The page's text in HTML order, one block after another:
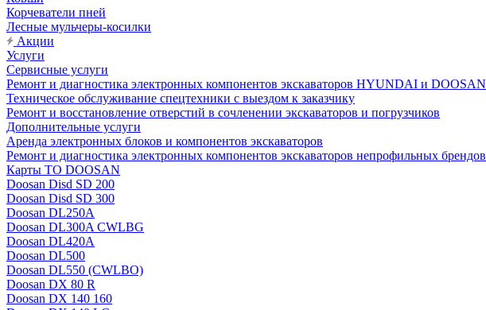
Корчеватели пней
Лесные мульчеры-косилки
Акции
Услуги
Сервисные услуги
Ремонт и диагностика электронных компонентов экскаваторов HYUNDAI и DOOSAN
Техническое обслуживание спецтехники с выездом к заказчику
Ремонт и восстановление отверстий в сочленении экскаваторов и погрузчиков
Дополнительные услуги
Аренда электронных блоков и компонентов экскаваторов
Ремонт и диагностика электронных компонентов экскаваторов непрофильных брендов
Карты ТО DOOSAN
Doosan Disd SD 200
Doosan Disd SD 300
Doosan DL250A
Doosan DL300A CWLBG
Doosan DL420A
Doosan DL500
Doosan DL550 (CWLBO)
Doosan DX 80 R
Doosan DX 140 160